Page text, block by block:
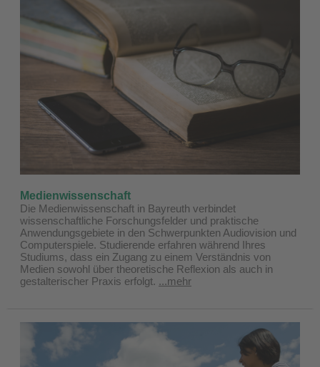
Medienwissenschaft
Die Medienwissenschaft in Bayreuth verbindet
wissenschaftliche Forschungsfelder und praktische
Anwendungsgebiete in den Schwerpunkten Audiovision und
Computerspiele. Studierende erfahren während Ihres
Studiums, dass ein Zugang zu einem Verständnis von
Medien sowohl über theoretische Reflexion als auch in
gestalterischer Praxis erfolgt. ...mehr